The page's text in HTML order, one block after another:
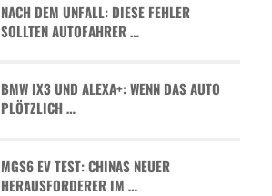
NACH DEM UNFALL: DIESE FEHLER
SOLLTEN AUTOFAHRER …
BMW IX3 UND ALEXA+: WENN DAS AUTO
PLÖTZLICH …
MGS6 EV TEST: CHINAS NEUER
HERAUSFORDERER IM …